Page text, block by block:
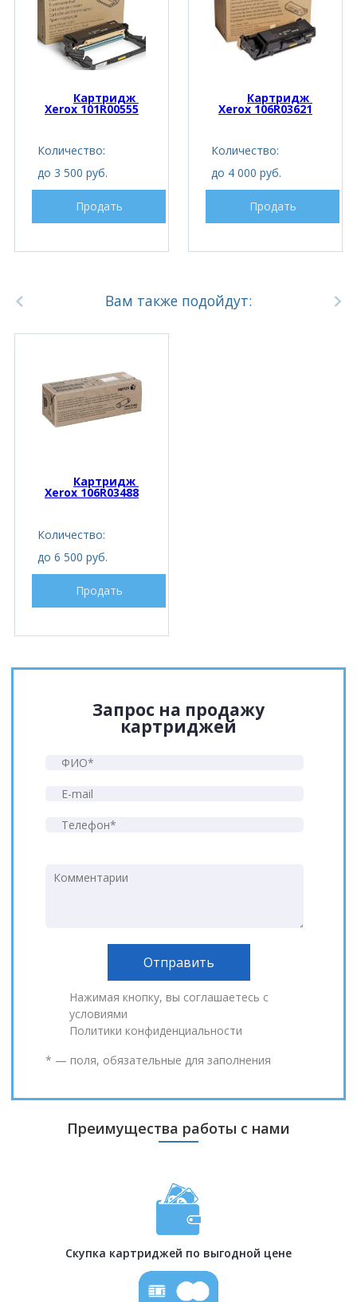
Картридж
Xerox 101R00555
Количество:
до 3 500 руб.
Продать
Картридж
Xerox 106R03621
Количество:
до 4 000 руб.
Продать
Вам также подойдут:
Картридж
Xerox 106R03488
Количество:
до 6 500 руб.
Продать
Запрос на продажу
картриджей
Нажимая кнопку, вы соглашаетесь с
условиями
Политики конфиденциальности
* — поля, обязательные для заполнения
Преимущества работы с нами
Скупка картриджей по выгодной цене